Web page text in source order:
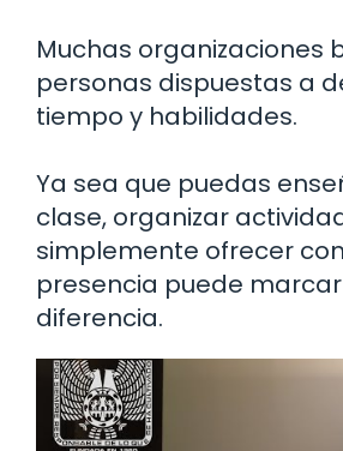
Muchas organizaciones
personas dispuestas a
tiempo y habilidades.
Ya sea que puedas
clase, organizar
simplemente ofrecer
presencia puede
diferencia.